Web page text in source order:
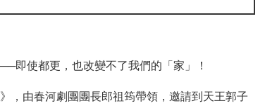
即使都更，也改變不了我們的「家」！
，由春河劇團團長郎祖筠帶領，邀請到天王郭子